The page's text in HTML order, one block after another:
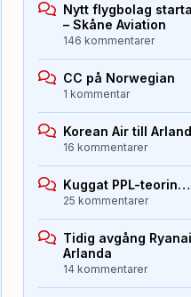
Nytt flygbolag
– Skåne Aviation
146 kommentarer
CC på Norwegian
1 kommentar
Korean Air till
16 kommentarer
Kuggat PPL-teorin…
25 kommentarer
Tidig avgång
Arlanda
14 kommentarer